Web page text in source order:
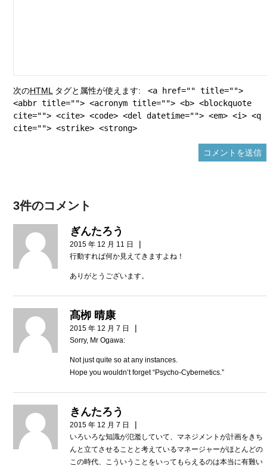
次のHTML タグと属性が使えます:
<a href="" title="">
<abbr title=""> <acronym title=""> <b> <blockquote
cite=""> <cite> <code> <del datetime=""> <em> <i> <q
cite=""> <strike> <strong>
3件のコメント
ぎんたろう
2015 年 12 月 11 日 |
行動すれば何か見えてきますよね！
ありがとうございます。
髙栁 晴康
2015 年 12 月 7 日 |
Sorry, Mr Ogawa:
Not just quite so at any instances.
Hope you wouldn’t forget “Psycho-Cybernetics.”
きんたろう
2015 年 12 月 7 日 |
いろいろな知識が氾濫していて、マネジメントが計画をきち
んと立てさせることと考えているマネージャーがほとんどの
この時代、こういうことをいってもらえるのは本当に有難い